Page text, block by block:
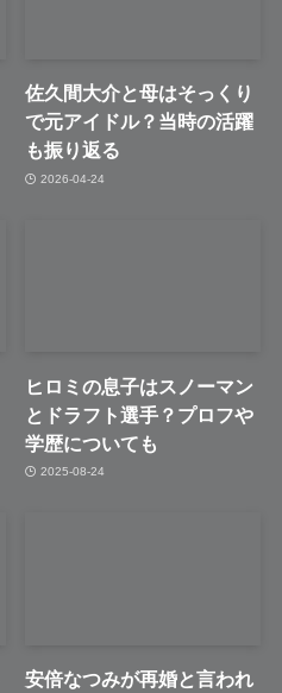
佐久間大介と母はそっくり
で元アイドル？当時の活躍
も振り返る
2026-04-24
ヒロミの息子はスノーマン
とドラフト選手？プロフや
学歴についても
2025-08-24
安倍なつみが再婚と言われ